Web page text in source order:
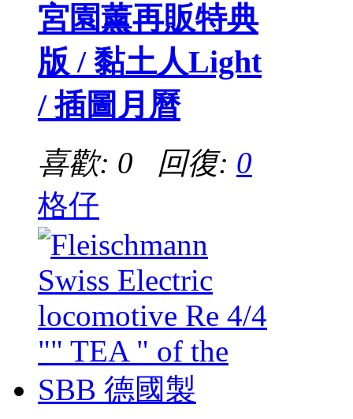
宮園薰再販特典
版 / 黏土人Light
/ 插圖月曆
喜歡: 0 回復: 0
格仔